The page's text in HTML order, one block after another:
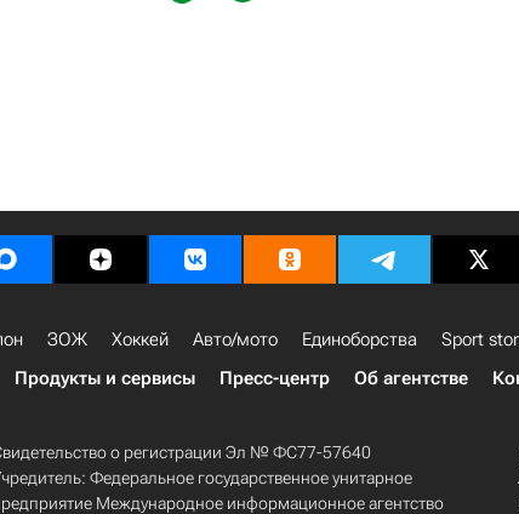
ЗОЖ Хоккей Авто/мото Единоборства Sport
Продукты и сервисы Пресс-центр Об агентстве
о регистрации Эл № ФС77-57640
Федеральное государственное унитарное
Международное информационное агентство